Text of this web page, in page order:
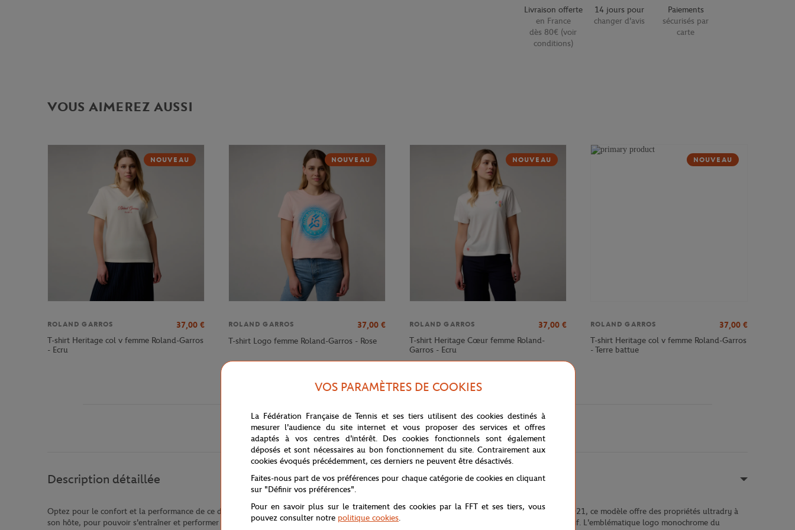
Livraison offerte
en France
dès 80€ (voir
conditions)
14 jours pour
changer d'avis
Paiements
sécurisés par
carte
VOUS AIMEREZ AUSSI
NOUVEAU
ROLAND GARROS 37,00 €
T-shirt Heritage col v femme Roland-Garros
- Ecru
NOUVEAU
ROLAND GARROS 37,00 €
T-shirt Logo femme Roland-Garros - Rose
NOUVEAU
ROLAND GARROS 37,00 €
T-shirt Heritage Cœur femme Roland-
Garros - Ecru
NOUVEAU
ROLAND GARROS 37,00 €
T-shirt Heritage col v femme Roland-Garros
- Terre battue
Description détaillée
Optez pour le confort et la performance de ce débardeur réalisé en jacquard graphique. Issu de notre collaboration avec Lacoste sur le tournoi 2021, ce modèle offre des propriétés ultradry à
son hôte, pour pouvoir s'entraîner et performer dans les meilleures conditions. Au milieu du dos, une bande signée vient souligner son look sportif. L'emblématique logo monochrome du
VOS PARAMÈTRES DE COOKIES
La Fédération Française de Tennis et ses tiers utilisent des cookies destinés à
mesurer l'audience du site internet et vous proposer des services et offres
adaptés à vos centres d'intérêt. Des cookies fonctionnels sont également
déposés et sont nécessaires au bon fonctionnement du site. Contrairement aux
cookies évoqués précédemment, ces derniers ne peuvent être désactivés.
Faites-nous part de vos préférences pour chaque catégorie de cookies en cliquant
sur "Définir vos préférences".
Pour en savoir plus sur le traitement des cookies par la FFT et ses tiers, vous
pouvez consulter notre politique cookies.